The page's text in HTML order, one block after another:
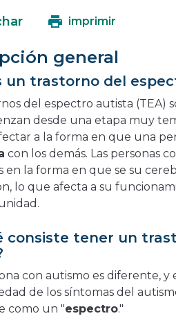
imprimir
general
un trastorno del
del espectro autista (TEA)
desde una etapa muy
a la forma en que una
con los demás. Las personas
en la forma en que se su
lo que afecta a su
consiste tener un
con autismo es diferente, y
de los síntomas del
como un "espectro."